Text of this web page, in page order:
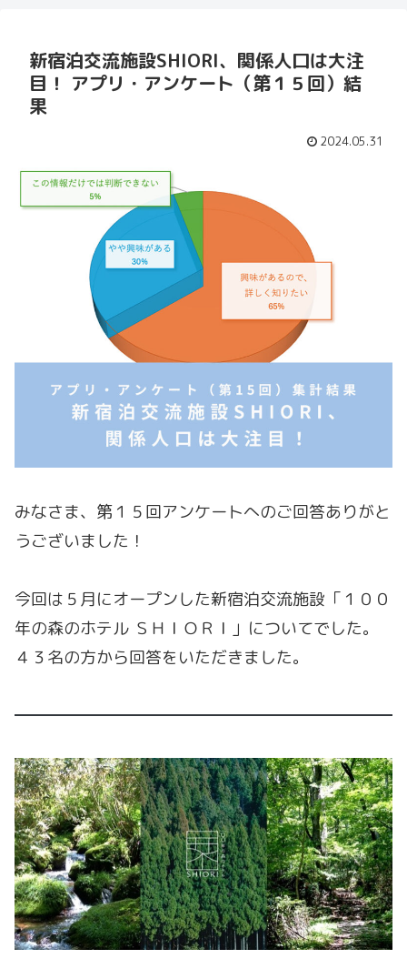
新宿泊交流施設SHIORI、関係人口は大注
目！ アプリ・アンケート（第１５回）結
果
2024.05.31
みなさま、第１５回アンケートへのご回答ありがと
うございました！
今回は５月にオープンした新宿泊交流施設「１００
年の森のホテル ＳＨＩＯＲＩ」についてでした。
４３名の方から回答をいただきました。